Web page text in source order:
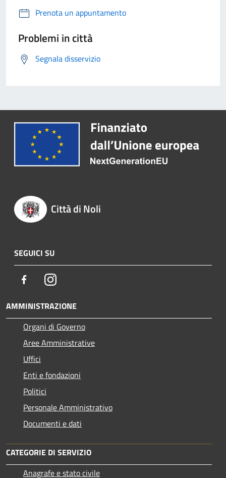
Prenota un appuntamento
Problemi in città
Segnala disservizio
Città di Noli
SEGUICI SU
FacebookInstagram
AMMINISTRAZIONE
Organi di Governo
Aree Amministrative
Uffici
Enti e fondazioni
Politici
Personale Amministrativo
Documenti e dati
CATEGORIE DI SERVIZIO
Anagrafe e stato civile